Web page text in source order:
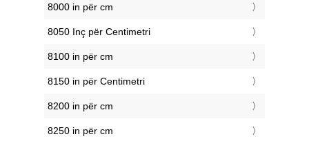
8000 in për cm
8050 Inç për Centimetri
8100 in për cm
8150 in për Centimetri
8200 in për cm
8250 in për cm